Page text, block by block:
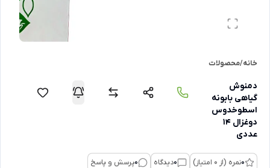
خانه/محصولات
دمنوش
گیاهی بابونه
اسطوخدوس
دوغزال 14
عددی
0نمره (از 0 امتیاز) 0دیدگاه 0پرسش و پاسخ